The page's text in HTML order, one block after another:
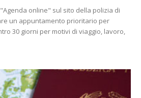
online" sul sito della polizia di
un appuntamento prioritario per
30 giorni per motivi di viaggio, lavoro,